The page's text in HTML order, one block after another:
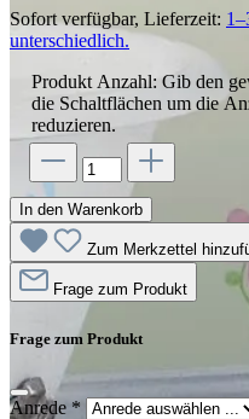
Sofort verfügbar, Lieferzeit:
unterschiedlich.
Produkt Anzahl: Gib den
die Schaltflächen um die
reduzieren.
In den Warenkorb
Zum Merkzettel
Frage zum Produkt
Frage zum Produkt
Anrede *